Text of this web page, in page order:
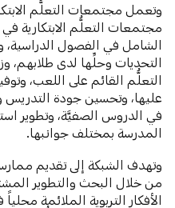
وتعمل مجتمعات التعلُّم
مجتمعات التعلُّم الابتكارية
الشامل في الفصول الدراسية،
التحديات وحلِّها لدى طلابهم،
التعلُّم القائم على اللعب،
عليها، وتحسين جودة التدريس
في الدروس الصفيَّة، وتطوير
المدرسة بمختلف جوانبها.
وتهدف الشبكة إلى تقديم
من خلال البحث والتطوير
الأفكار التربوية الملائمة